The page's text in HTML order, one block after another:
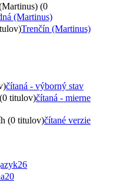
(0
(Martinus)
Trenčín (Martinus)
čítaná - výborný stav
titulov)čítaná - mierne
(0 titulov)čítané verzie
26
20